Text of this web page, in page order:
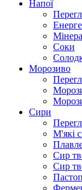
Напої
Соки
Морозиво
Сири
М'які
Сир
Сир